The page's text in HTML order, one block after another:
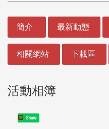
簡介 最新動態
相關網站 下載區
活動相簿
Share